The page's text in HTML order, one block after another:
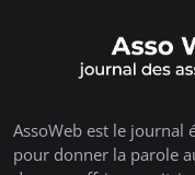
AssoWeb est le journal
pour donner la parole